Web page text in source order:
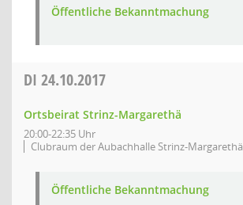
Öffentliche Bekanntmachung
DI 24.10.2017
Ortsbeirat Strinz-Margarethä
20:00-22:35 Uhr
Clubraum der Aubachhalle Strinz-Margarethä
Öffentliche Bekanntmachung